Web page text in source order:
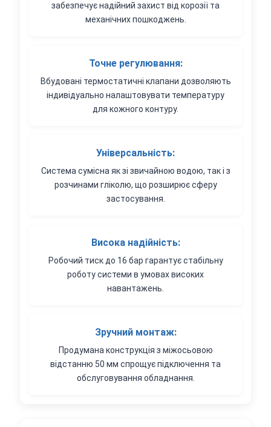
забезпечує надійний захист від корозії та
механічних пошкоджень.
Точне регулювання:
Вбудовані термостатичні клапани дозволяють
індивідуально налаштовувати температуру
для кожного контуру.
Універсальність:
Система сумісна як зі звичайною водою, так і з
розчинами гліколю, що розширює сферу
застосування.
Висока надійність:
Робочий тиск до 16 бар гарантує стабільну
роботу системи в умовах високих
навантажень.
Зручний монтаж:
Продумана конструкція з міжосьовою
відстанню 50 мм спрощує підключення та
обслуговування обладнання.